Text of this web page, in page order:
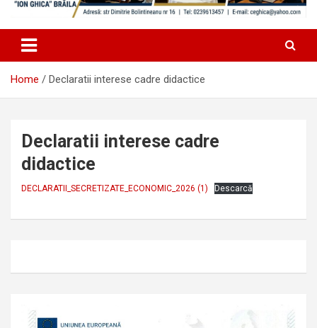
Home Declaratii interese cadre didactice
Declaratii interese cadre
didactice
DECLARATII_SECRETIZATE_ECONOMIC_2026 (1) Descarcă